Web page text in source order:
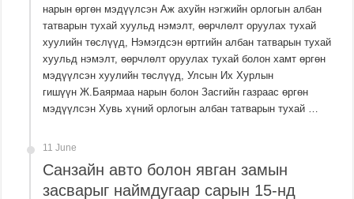
нарын өргөн мэдүүлсэн Аж ахуйн нэгжийн орлогын албан
татварын тухай хуульд нэмэлт, өөрчлөлт оруулах тухай
хуулийн төслүүд, Нэмэгдсэн өртгийн албан татварын тухай
хуульд нэмэлт, өөрчлөлт оруулах тухай болон хамт өргөн
мэдүүлсэн хуулийн төслүүд, Улсын Их Хурлын
гишүүн Ж.Баярмаа нарын болон Засгийн газраас өргөн
мэдүүлсэн Хувь хүний орлогын албан татварын тухай …
11 June
Санзайн авто болон явган замын
засварыг наймдугаар сарын 15-нд